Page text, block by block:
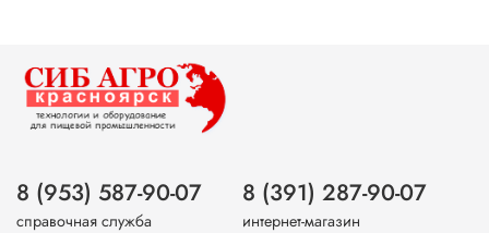
8 (953) 587-90-07
справочная служба
8 (391) 287-90-07
интернет-магазин